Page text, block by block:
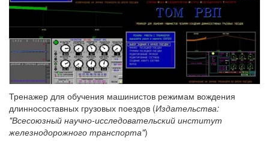
Тренажер для обучения машинистов режимам вождения
длинносоставных грузовых поездов (Издательства:
"Всесоюзный научно-исследовательский институт
железнодорожного транспорта")